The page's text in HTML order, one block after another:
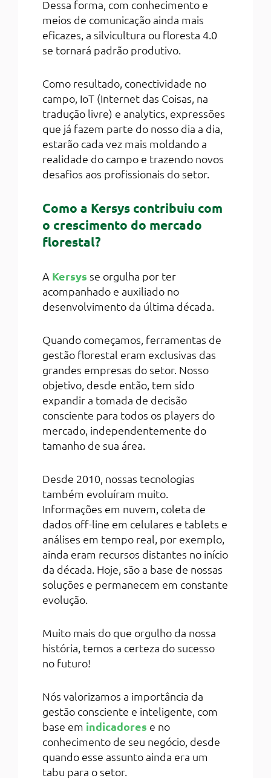
Dessa forma, com conhecimento e
meios de comunicação ainda mais
eficazes, a silvicultura ou floresta 4.0
se tornará padrão produtivo.
Como resultado, conectividade no
campo, IoT (Internet das Coisas, na
tradução livre) e analytics, expressões
que já fazem parte do nosso dia a dia,
estarão cada vez mais moldando a
realidade do campo e trazendo novos
desafios aos profissionais do setor.
Como a Kersys contribuiu com
o crescimento do mercado
florestal?
A Kersys se orgulha por ter
acompanhado e auxiliado no
desenvolvimento da última década.
Quando começamos, ferramentas de
gestão florestal eram exclusivas das
grandes empresas do setor. Nosso
objetivo, desde então, tem sido
expandir a tomada de decisão
consciente para todos os players do
mercado, independentemente do
tamanho de sua área.
Desde 2010, nossas tecnologias
também evoluíram muito.
Informações em nuvem, coleta de
dados off-line em celulares e tablets e
análises em tempo real, por exemplo,
ainda eram recursos distantes no início
da década. Hoje, são a base de nossas
soluções e permanecem em constante
evolução.
Muito mais do que orgulho da nossa
história, temos a certeza do sucesso
no futuro!
Nós valorizamos a importância da
gestão consciente e inteligente, com
base em indicadores e no
conhecimento de seu negócio, desde
quando esse assunto ainda era um
tabu para o setor.